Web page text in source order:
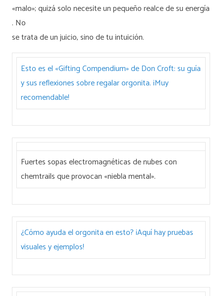
«malo»; quizá solo necesite un pequeño realce de su energía
. No
se trata de un juicio, sino de tu intuición.
Esto es el «Gifting Compendium» de Don Croft: su guía
y sus reflexiones sobre regalar orgonita. ¡Muy
recomendable!
Fuertes sopas electromagnéticas de nubes con
chemtrails que provocan «niebla mental».
¿Cómo ayuda el orgonita en esto? ¡Aquí hay pruebas
visuales y ejemplos!